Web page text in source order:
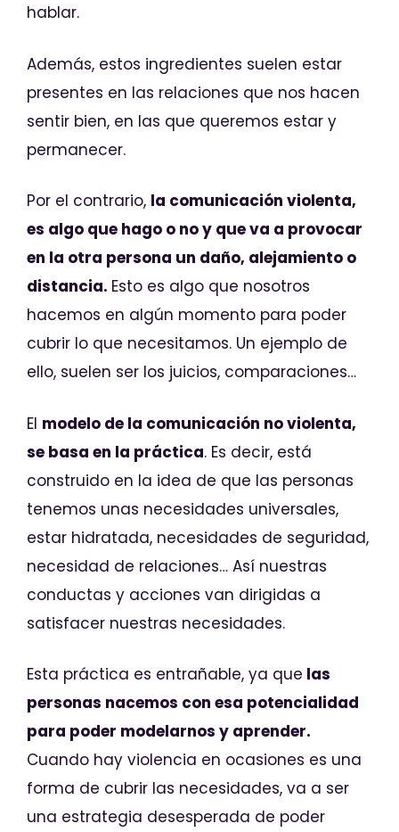
hablar.
Además, estos ingredientes suelen estar
presentes en las relaciones que nos hacen
sentir bien, en las que queremos estar y
permanecer.
Por el contrario, la comunicación violenta,
es algo que hago o no y que va a provocar
en la otra persona un daño, alejamiento o
distancia. Esto es algo que nosotros
hacemos en algún momento para poder
cubrir lo que necesitamos. Un ejemplo de
ello, suelen ser los juicios, comparaciones…
El modelo de la comunicación no violenta,
se basa en la práctica. Es decir, está
construido en la idea de que las personas
tenemos unas necesidades universales,
estar hidratada, necesidades de seguridad,
necesidad de relaciones… Así nuestras
conductas y acciones van dirigidas a
satisfacer nuestras necesidades.
Esta práctica es entrañable, ya que las
personas nacemos con esa potencialidad
para poder modelarnos y aprender.
Cuando hay violencia en ocasiones es una
forma de cubrir las necesidades, va a ser
una estrategia desesperada de poder